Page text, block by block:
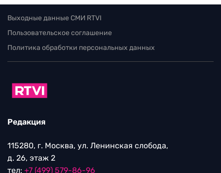
Выходные данные СМИ RTVI
Пользовательское соглашение
Политика обработки персональных данных
Редакция
115280, г. Москва, ул. Ленинская слобода,
д. 26, этаж 2
тел: +7 (499) 579-86-96